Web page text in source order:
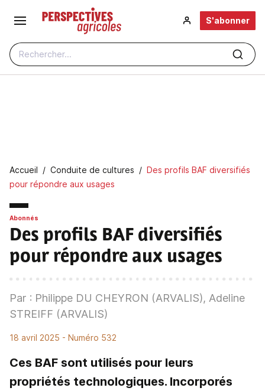
Aller au contenu principal
Rechercher...
S'abonner
Fil d'Ariane
Accueil Conduite de cultures
Des profils BAF diversifiés
pour répondre aux usages
Abonnés
Des profils BAF diversifiés
pour répondre aux usages
Par : Philippe DU CHEYRON (ARVALIS), Adeline
STREIFF (ARVALIS)
18 avril 2025 - Numéro 532
Ces BAF sont utilisés pour leurs
propriétés technologiques. Incorporés